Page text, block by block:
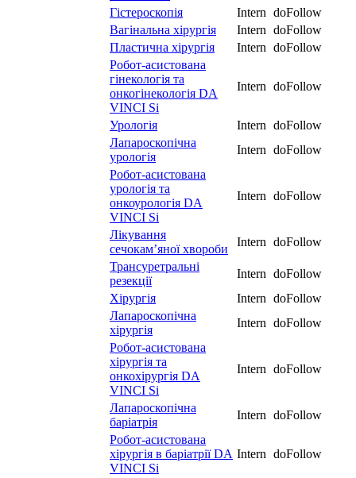
Гістероскопія
Intern doFollow
Вагінальна хірургія
Intern doFollow
Пластична хірургія
Intern doFollow
Робот-асистована
гінекологія та
онкогінекологія DA
VINCI Si
Intern doFollow
Урологія Intern doFollow
Лапароскопічна
урологія
Intern doFollow
Робот-асистована
урологія та
онкоурологія DA
VINCI Si
Intern doFollow
Лікування
сечокам’яної хвороби
Intern doFollow
Трансуретральні
резекції
Intern doFollow
Хірургія
Intern doFollow
Лапароскопічна
хірургія
Intern doFollow
Робот-асистована
хірургія та
онкохірургія DA
VINCI Si
Intern doFollow
Лапароскопічна
баріатрія
Intern doFollow
Робот-асистована
хірургія в баріатрії DA
VINCI Si
Intern doFollow